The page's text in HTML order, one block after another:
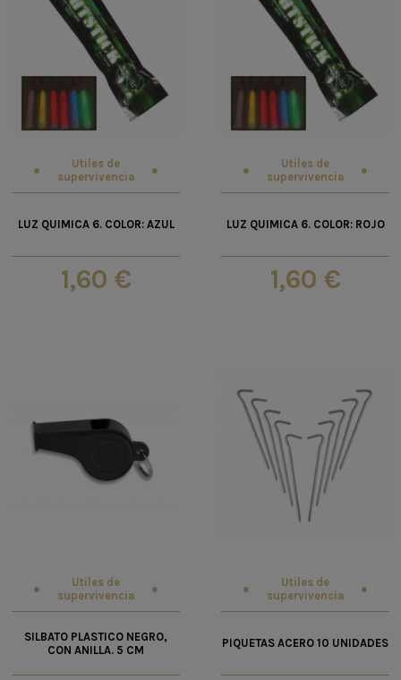
Utiles de
supervivencia
LUZ QUIMICA 6. COLOR: AZUL
1,60 €
Utiles de
supervivencia
LUZ QUIMICA 6. COLOR: ROJO
1,60 €
Utiles de
supervivencia
SILBATO PLASTICO NEGRO,
CON ANILLA. 5 CM
Utiles de
supervivencia
PIQUETAS ACERO 10 UNIDADES